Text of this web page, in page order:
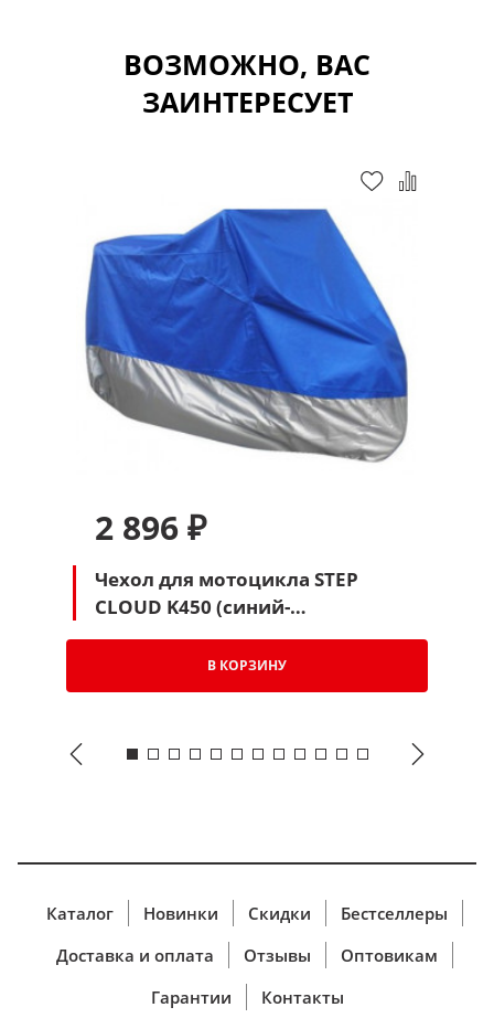
ВОЗМОЖНО, ВАС
ЗАИНТЕРЕСУЕТ
2 896 ₽
Чехол для мотоцикла STEP
CLOUD K450 (синий-
серебряный)
В КОРЗИНУ
Каталог Новинки Скидки
Бестселлеры
Доставка и оплата
Отзывы
Оптовикам
Гарантии
Контакты